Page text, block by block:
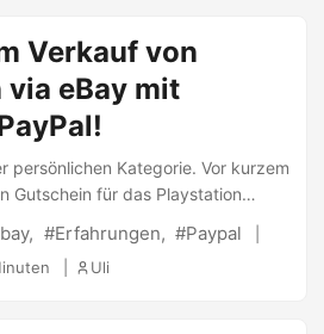
Verkauf von
eBay mit
persönlichen Kategorie. Vor kurzem
Gutschein für das Playstation
via Paypal erhalten und Code
Habt ihr den Fehler schon
gilt aktuell wenn
Erfahrungen Paypal
Uli